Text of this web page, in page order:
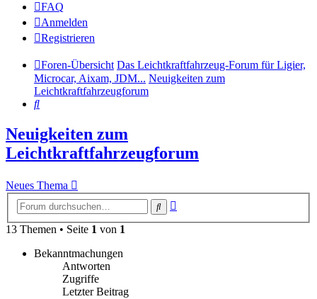
FAQ
Anmelden
Registrieren
Foren-Übersicht Das Leichtkraftfahrzeug-Forum für Ligier,
Microcar, Aixam, JDM... Neuigkeiten zum
Leichtkraftfahrzeugforum
Suche
Neuigkeiten zum
Leichtkraftfahrzeugforum
Neues Thema
Suche
13 Themen • Seite 1 von 1
Bekanntmachungen
Antworten
Zugriffe
Letzter Beitrag